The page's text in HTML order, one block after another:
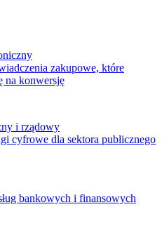
zakupowe, które
na konwersję
i rządowy
cyfrowe dla sektora publicznego
bankowych i finansowych